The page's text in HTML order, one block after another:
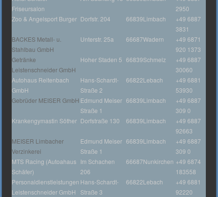
Friseursalon
2950
Zoo & Angelsport Burger Dorfstr. 204 66839Limbach
+49 6887
3831
BACKES Metall- u.
Stahlbau GmbH
Unterstr. 25a 66687Wadern
+49 6871
920 1373
Getränke
Leistenschneider GmbH
Hoher Staden 5 66839Schmelz
+49 6887
30060
Autohaus Reitenbach
GmbH
Hans-Schardt-
Straße 2
66822Lebach
+49 6881
53930
Gebrüder MEISER GmbH Edmund Meiser
Straße 1
66839Limbach
+49 6887
309 0
Krankengymastin Söther Dorfstraße 130 66839Limbach
+49 6887
92663
MEISER Limbacher
Verzinkerei
Edmund Meiser
Straße 1
66839Limbach
+49 6887
309 0
MTS Racing (Autoahaus
Schäfer)
Im Schachen
206
66687Nunkirchen +49 6874
183558
Personaldienstleistungen
Leistenschneider GmbH
Hans-Schardt-
Straße 3
66822Lebach
+49 6881
92220